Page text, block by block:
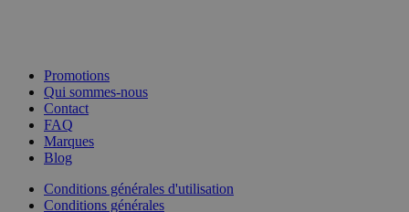
Promotions
Qui sommes-nous
Contact
FAQ
Marques
Blog
Conditions générales d'utilisation
Conditions générales